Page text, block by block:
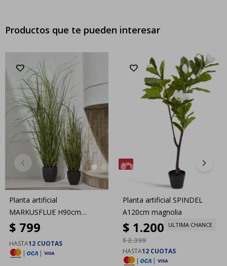
Productos que te pueden interesar
Planta artificial
MARKUSFLUE H90cm
gramínea
$ 799
HASTA12 CUOTAS
|
|
50
Planta artificial SPINDEL
A120cm magnolia
$ 1.200
$2.399
ULTIMA CHANCE
HASTA12 CUOTAS
|
|